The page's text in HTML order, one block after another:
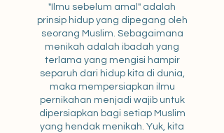
"Ilmu sebelum amal" adalah
prinsip hidup yang dipegang oleh
seorang Muslim. Sebagaimana
menikah adalah ibadah yang
terlama yang mengisi hampir
separuh dari hidup kita di dunia,
maka mempersiapkan ilmu
pernikahan menjadi wajib untuk
dipersiapkan bagi setiap Muslim
yang hendak menikah. Yuk, kita